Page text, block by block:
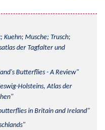
Kuehn; Musche; Trusch;
der Tagfalter und
Butterflies - A Review
Holsteins, Atlas der
in Britain and Ireland